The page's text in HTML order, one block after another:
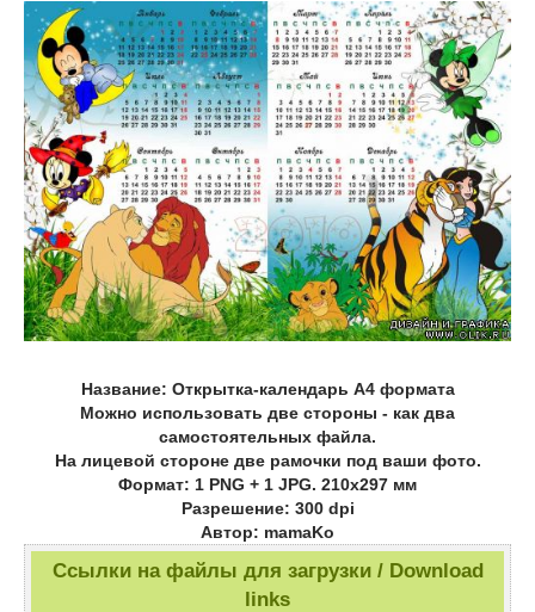
Название: Открытка-календарь А4 формата
Можно использовать две стороны - как два
самостоятельных файла.
На лицевой стороне две рамочки под ваши фото.
Формат: 1 PNG + 1 JPG. 210х297 мм
Разрешение: 300 dpi
Автор: mamaKo
Ссылки на файлы для загрузки / Download
links